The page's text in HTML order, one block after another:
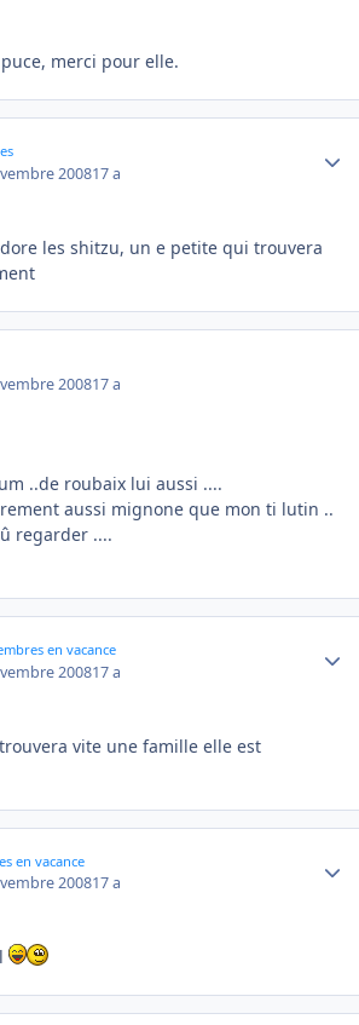
merci pour elle.
200817 a
les shitzu, un e petite qui trouvera
200817 a
..de roubaix lui aussi ....
aussi mignone que mon ti lutin ..
regarder ....
en vacance
200817 a
vite une famille elle est
en vacance
200817 a